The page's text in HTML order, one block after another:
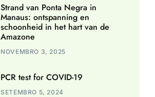
Strand van Ponta Negra in
Manaus: ontspanning en
schoonheid in het hart van de
Amazone
NOVEMBRO 3, 2025
PCR test for COVID-19
SETEMBRO 5, 2024